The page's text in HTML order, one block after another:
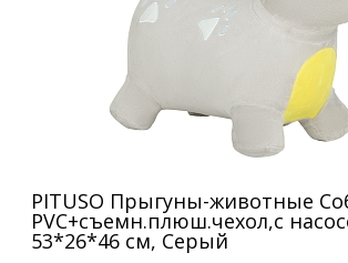
PITUSO Прыгуны-животные
PVC+съемн.плюш.чехол,с
53*26*46 см, Серый